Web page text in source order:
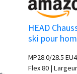
HEAD
ski pour
Bottes de
Edge LYT
MP28.0/28.5
Flex 80 |